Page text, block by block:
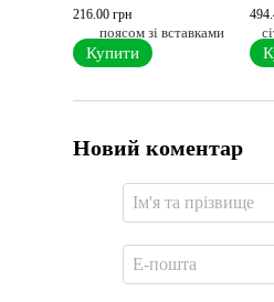
216.00 грн
Купити
Новий коментар